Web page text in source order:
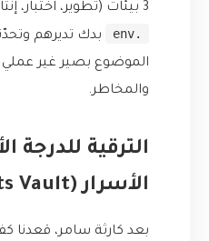
3 بيئات (تطوير، اختبار، إنتاج). يعني 30 ملف
.env
بدك تديرهم
الموضوع بصير غير
والمخاطر.
الترقية للدرجة
الأسرار (Secrets Vault)
بعد كارثة سامر، قعدنا